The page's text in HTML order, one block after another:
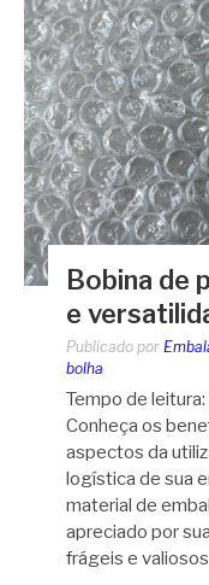
Bobina de
e
Publicado por
bolha
Tempo de leitura:
Conheça os
aspectos da
logística de sua
material de
apreciado por
frágeis e